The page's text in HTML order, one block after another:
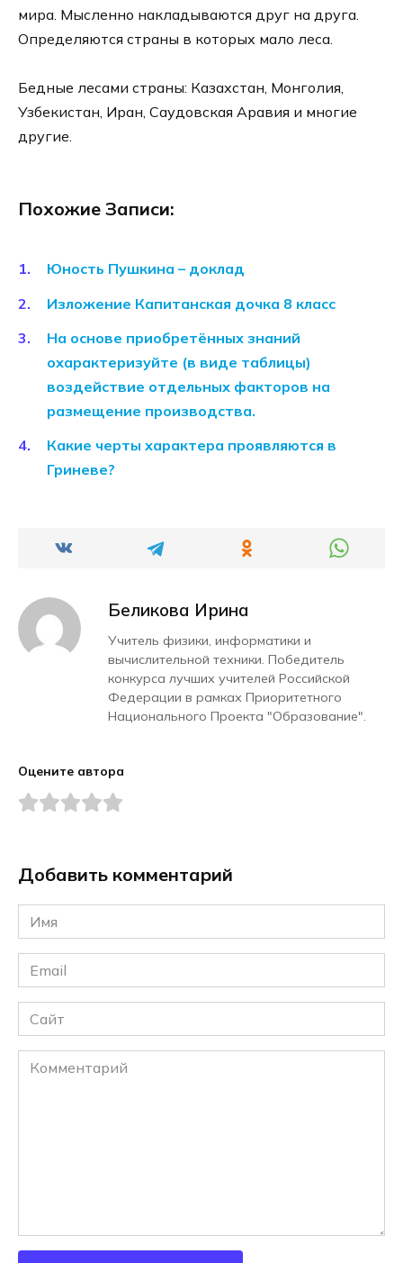
мира. Мысленно накладываются друг на друга.
Определяются страны в которых мало леса.
Бедные лесами страны: Казахстан, Монголия,
Узбекистан, Иран, Саудовская Аравия и многие
другие.
Похожие Записи:
Юность Пушкина – доклад
Изложение Капитанская дочка 8 класс
На основе приобретённых знаний
охарактеризуйте (в виде таблицы)
воздействие отдельных факторов на
размещение производства.
Какие черты характера проявляются в
Гриневе?
Беликова Ирина
Учитель физики, информатики и
вычислительной техники. Победитель
конкурса лучших учителей Российской
Федерации в рамках Приоритетного
Национального Проекта "Образование".
Оцените автора
Добавить комментарий
Имя
*
Email
*
Сайт
Комментарий